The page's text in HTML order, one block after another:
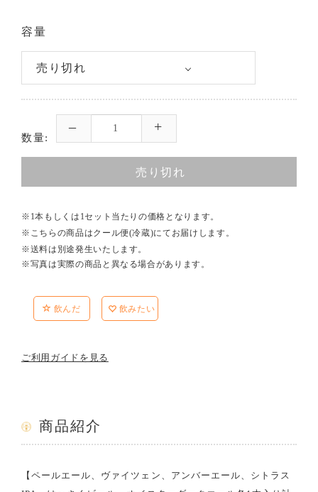
容量
数量:
売り切れ
※1本もしくは1セット当たりの価格となります。
※こちらの商品はクール便(冷蔵)にてお届けします。
※送料は別途発生いたします。
※写真は実際の商品と異なる場合があります。
飲んだ 飲みたい
ご利用ガイドを見る
商品紹介
【ペールエール、ヴァイツェン、アンバーエール、シトラス